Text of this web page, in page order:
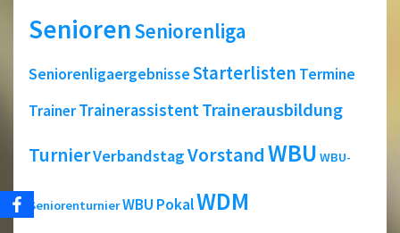
SeniorenSeniorenliga
SeniorenligaergebnisseStarterlisten Termine
TrainerTrainerassistentTrainerausbildung
TurnierVerbandstagVorstandWBU WBU-
SeniorenturnierWBU PokalWDM